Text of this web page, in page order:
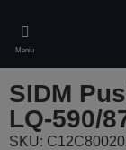
main
content
Meniu
SIDM
LQ-590/
SKU: